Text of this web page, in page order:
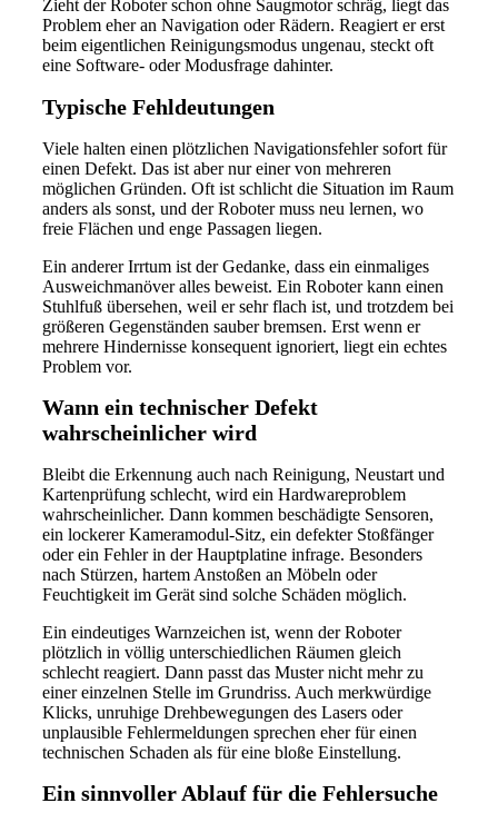
Zieht der Roboter schon ohne Saugmotor schräg, liegt das
Problem eher an Navigation oder Rädern. Reagiert er erst
beim eigentlichen Reinigungsmodus ungenau, steckt oft
eine Software- oder Modusfrage dahinter.
Typische Fehldeutungen
Viele halten einen plötzlichen Navigationsfehler sofort für
einen Defekt. Das ist aber nur einer von mehreren
möglichen Gründen. Oft ist schlicht die Situation im Raum
anders als sonst, und der Roboter muss neu lernen, wo
freie Flächen und enge Passagen liegen.
Ein anderer Irrtum ist der Gedanke, dass ein einmaliges
Ausweichmanöver alles beweist. Ein Roboter kann einen
Stuhlfuß übersehen, weil er sehr flach ist, und trotzdem bei
größeren Gegenständen sauber bremsen. Erst wenn er
mehrere Hindernisse konsequent ignoriert, liegt ein echtes
Problem vor.
Wann ein technischer Defekt
wahrscheinlicher wird
Bleibt die Erkennung auch nach Reinigung, Neustart und
Kartenprüfung schlecht, wird ein Hardwareproblem
wahrscheinlicher. Dann kommen beschädigte Sensoren,
ein lockerer Kameramodul-Sitz, ein defekter Stoßfänger
oder ein Fehler in der Hauptplatine infrage. Besonders
nach Stürzen, hartem Anstoßen an Möbeln oder
Feuchtigkeit im Gerät sind solche Schäden möglich.
Ein eindeutiges Warnzeichen ist, wenn der Roboter
plötzlich in völlig unterschiedlichen Räumen gleich
schlecht reagiert. Dann passt das Muster nicht mehr zu
einer einzelnen Stelle im Grundriss. Auch merkwürdige
Klicks, unruhige Drehbewegungen des Lasers oder
unplausible Fehlermeldungen sprechen eher für einen
technischen Schaden als für eine bloße Einstellung.
Ein sinnvoller Ablauf für die Fehlersuche